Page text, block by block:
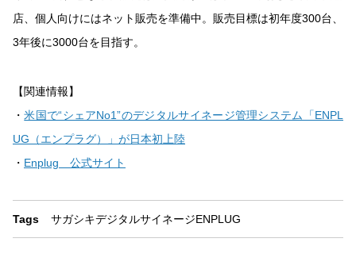
店、個人向けにはネット販売を準備中。販売目標は初年度300台、
3年後に3000台を目指す。
【関連情報】
・米国で“シェアNo1”のデジタルサイネージ管理システム「ENPL
UG（エンプラグ）」が日本初上陸
・ Enplug 公式サイト
Tags サガシキデジタルサイネージENPLUG